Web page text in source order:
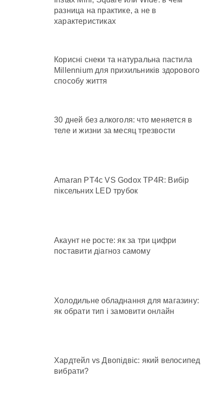
разница на практике, а не в
характеристиках
Корисні снеки та натуральна пастила
Millennium для прихильників здорового
способу життя
30 дней без алкоголя: что меняется в
теле и жизни за месяц трезвости
Amaran PT4c VS Godox TP4R: Вибір
піксельних LED трубок
Акаунт не росте: як за три цифри
поставити діагноз самому
Холодильне обладнання для магазину:
як обрати тип і замовити онлайн
Хардтейл vs Двопідвіс: який велосипед
вибрати?